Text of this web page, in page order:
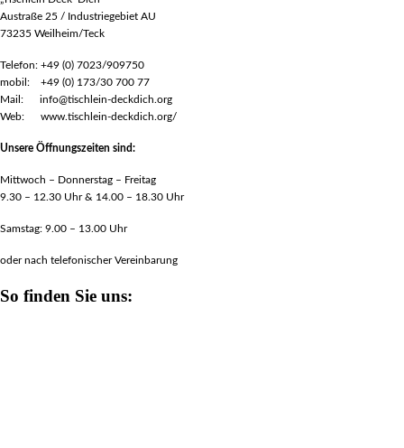
Austraße 25 / Industriegebiet AU
73235 Weilheim/Teck
Telefon: +49 (0) 7023/909750
mobil: +49 (0) 173/30 700 77
Mail: info@tischlein-deckdich.org
Web: www.tischlein-deckdich.org/
Unsere Öffnungszeiten sind:
Mittwoch – Donnerstag – Freitag
9.30 – 12.30 Uhr & 14.00 – 18.30 Uhr
Samstag: 9.00 – 13.00 Uhr
oder nach telefonischer Vereinbarung
So finden Sie uns: